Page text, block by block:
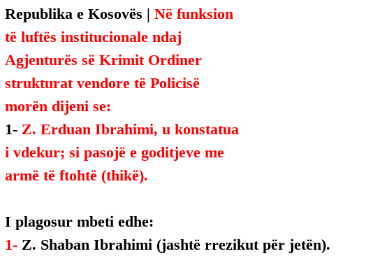
Republika e Kosovës | Në funksion
të luftës institucionale ndaj
Agjenturës së Krimit Ordiner
strukturat vendore të Policisë
morën dijeni se:
1- Z. Erduan Ibrahimi, u konstatua
i vdekur; si pasojë e goditjeve me
armë të ftohtë (thikë).
I plagosur mbeti edhe:
1- Z. Shaban Ibrahimi (jashtë rrezikut për jetën).